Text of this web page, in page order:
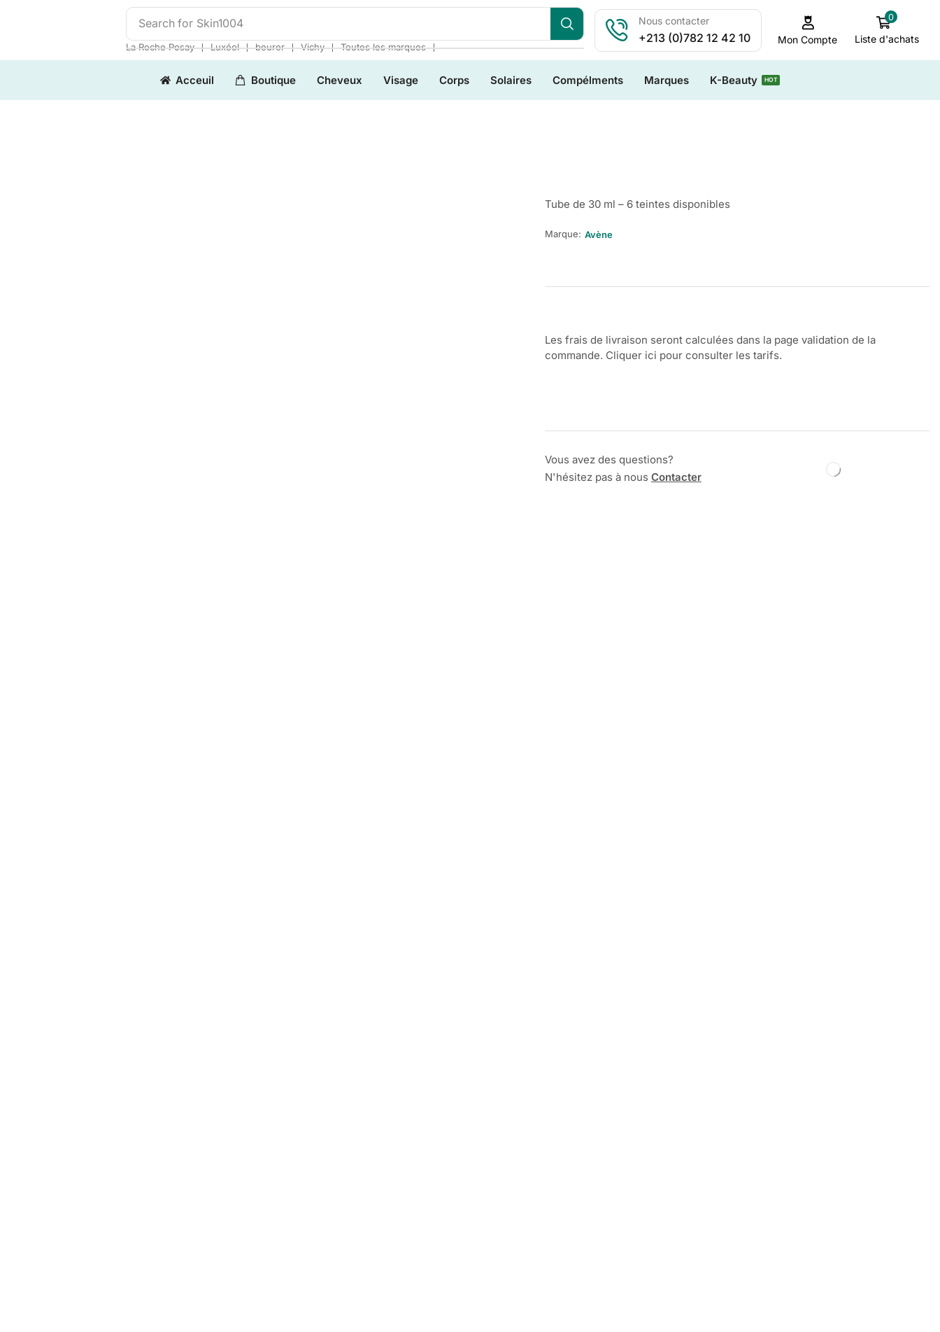
Search for Skin1004
La Roche Posay ❘ Luxéol ❘ beurer ❘ Vichy ❘ Toutes les marques ❘
Nous contacter
+213 (0)782 12 42 10 Mon Compte
0
Liste d'achats
Acceuil Boutique Cheveux Visage Corps Solaires Compélments Marques K-Beauty HOT
Tube de 30 ml – 6 teintes disponibles
Marque: Avène
Les frais de livraison seront calculées dans la page validation de la
commande. Cliquer ici pour consulter les tarifs.
Vous avez des questions?
N'hésitez pas à nous Contacter